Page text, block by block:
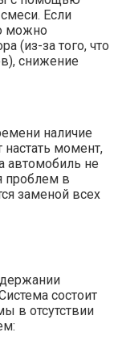
Если
можно
(из-за того, что
снижение
наличие
момент,
автомобиль не
проблем в
заменой всех
состоит
в отсутствии